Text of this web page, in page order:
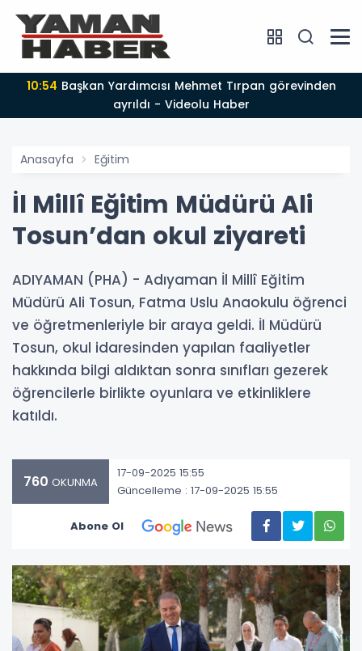
10:54
ayrıldı - Videolu Haber
Anasayfa Eğitim
İl Millî Eğitim Müdürü Ali
Tosun’dan okul ziyareti
ADIYAMAN (PHA) - Adıyaman İl Millî Eğitim
Müdürü Ali Tosun, Fatma Uslu Anaokulu öğrenci
ve öğretmenleriyle bir araya geldi. İl Müdürü
Tosun, okul idaresinden yapılan faaliyetler
hakkında bilgi aldıktan sonra sınıfları gezerek
öğrencilerle birlikte oyunlara ve etkinliklere
katıldı.
760 OKUNMA
17-09-2025 15:55
Güncelleme : 17-09-2025 15:55
Abone Ol